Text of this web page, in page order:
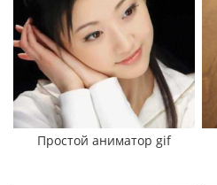
Простой аниматор gif